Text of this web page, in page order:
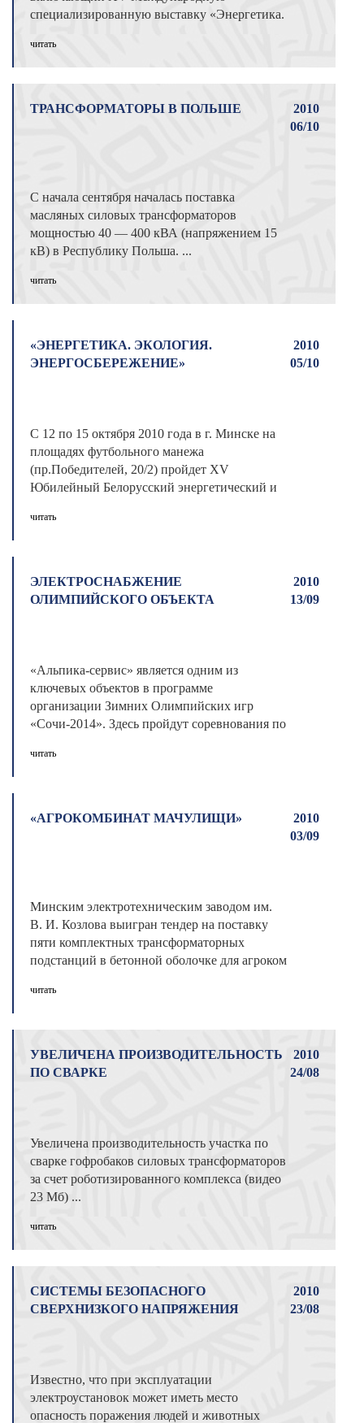
специализированную выставку «Энергетика.
читать
ТРАНСФОРМАТОРЫ В ПОЛЬШЕ
2010
06/10
С начала сентября началась поставка
масляных силовых трансформаторов
мощностью 40 — 400 кВА (напряжением 15
кВ) в Республику Польша. ...
читать
«ЭНЕРГЕТИКА. ЭКОЛОГИЯ.
ЭНЕРГОСБЕРЕЖЕНИЕ»
2010
05/10
С 12 по 15 октября 2010 года в г. Минске на
площадях футбольного манежа
(пр.Победителей, 20/2) пройдет XV
Юбилейный Белорусский энергетический и
читать
ЭЛЕКТРОСНАБЖЕНИЕ
ОЛИМПИЙСКОГО ОБЪЕКТА
2010
13/09
«Альпика-сервис» является одним из
ключевых объектов в программе
организации Зимних Олимпийских игр
«Сочи-2014». Здесь пройдут соревнования по
читать
«АГРОКОМБИНАТ МАЧУЛИЩИ»
2010
03/09
Минским электротехническим заводом им.
В. И. Козлова выигран тендер на поставку
пяти комплектных трансформаторных
подстанций в бетонной оболочке для агроком
читать
УВЕЛИЧЕНА ПРОИЗВОДИТЕЛЬНОСТЬ
ПО СВАРКЕ
2010
24/08
Увеличена производительность участка по
сварке гофробаков силовых трансформаторов
за счет роботизированного комплекса (видео
23 Мб) ...
читать
СИСТЕМЫ БЕЗОПАСНОГО
СВЕРХНИЗКОГО НАПРЯЖЕНИЯ
2010
23/08
Известно, что при эксплуатации
электроустановок может иметь место
опасность поражения людей и животных